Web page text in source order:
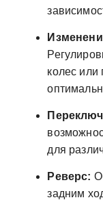
колес или
для
Реверс:
задним